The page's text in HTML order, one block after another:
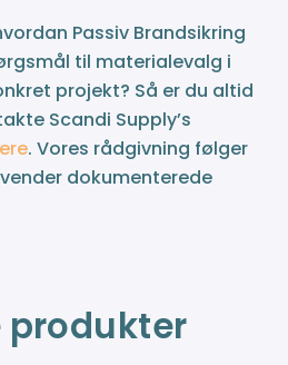
Passiv Brandsikring
til materialevalg i
projekt? Så er du altid
Scandi Supply’s
. Vores rådgivning følger
dokumenterede
produkter